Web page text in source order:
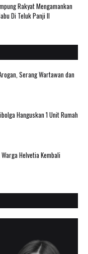
Rakyat Mengamankan
Di Teluk Panji II
Serang Wartawan dan
Hanguskan 1 Unit Rumah
Helvetia Kembali